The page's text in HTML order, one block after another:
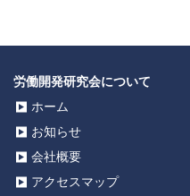
労働開発研究会について
ホーム
お知らせ
会社概要
アクセスマップ